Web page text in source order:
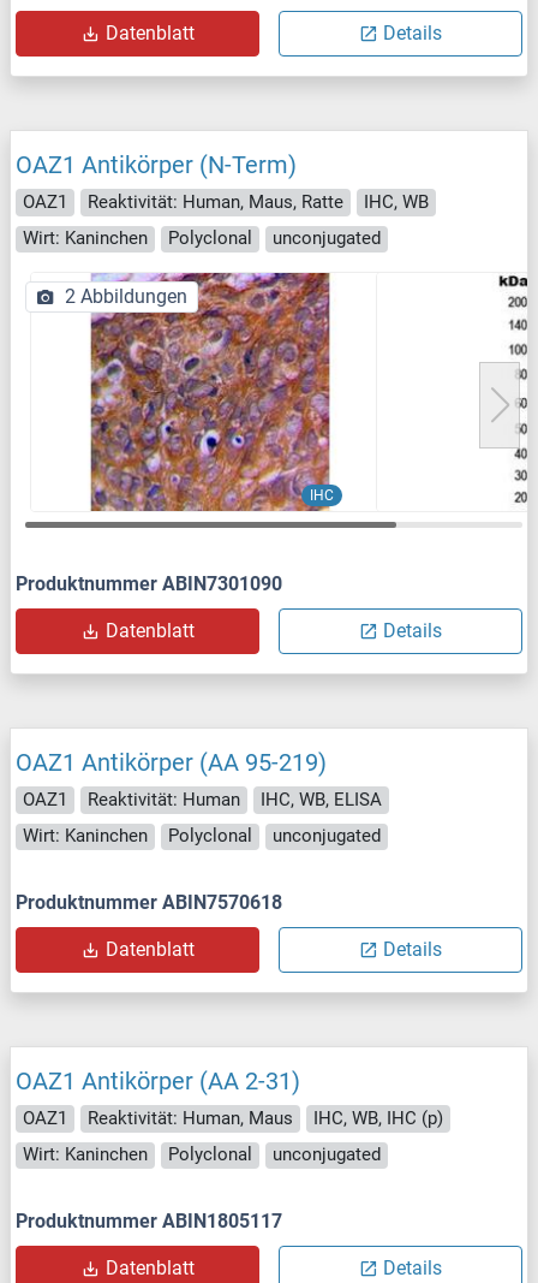
Datenblatt Details
OAZ1 Antikörper (N-Term)
OAZ1 Reaktivität: Human, Maus, Ratte
IHC, WB
Wirt: Kaninchen
Polyclonal unconjugated
IHC
2 Abbildungen
Produktnummer ABIN7301090
Datenblatt Details
OAZ1 Antikörper (AA 95-219)
OAZ1 Reaktivität: Human
IHC, WB, ELISA
Wirt: Kaninchen
Polyclonal unconjugated
Produktnummer ABIN7570618
Datenblatt Details
OAZ1 Antikörper (AA 2-31)
OAZ1 Reaktivität: Human, Maus
IHC, WB, IHC (p)
Wirt: Kaninchen
Polyclonal unconjugated
Produktnummer ABIN1805117
Datenblatt Details